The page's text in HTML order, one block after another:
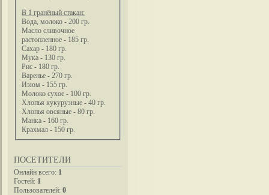
В 1 гранёный стакан:
Вода, молоко - 200 гр.
Масло сливочное
растопленное - 185 гр.
Сахар - 180 гр.
Мука - 130 гр.
Рис - 180 гр.
Варенье - 270 гр.
Изюм - 155 гр.
Молоко сухое - 100 гр.
Хлопья кукурузные - 40 гр.
Хлопья овсяные - 80 гр.
Манка - 160 гр.
Крахмал - 150 гр.
ПОСЕТИТЕЛИ
Онлайн всего: 1
Гостей: 1
Пользователей: 0